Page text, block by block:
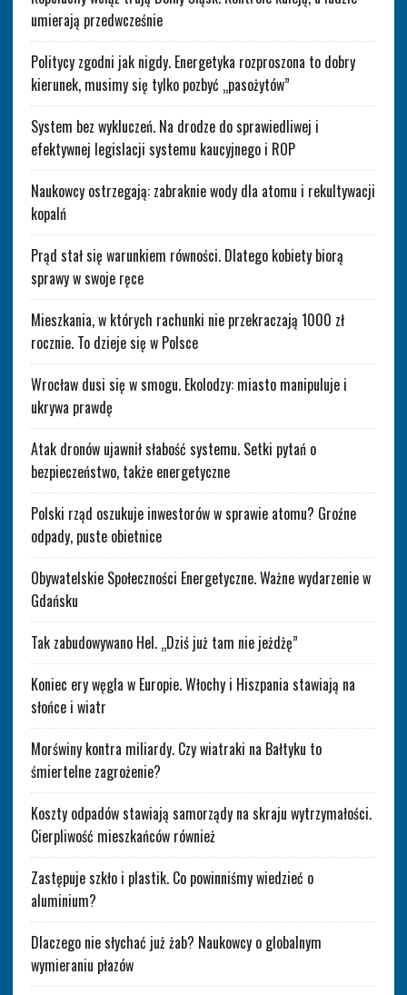
umierają przedwcześnie
Politycy zgodni jak nigdy. Energetyka rozproszona to dobry
kierunek, musimy się tylko pozbyć „pasożytów”
System bez wykluczeń. Na drodze do sprawiedliwej i
efektywnej legislacji systemu kaucyjnego i ROP
Naukowcy ostrzegają: zabraknie wody dla atomu i rekultywacji
kopalń
Prąd stał się warunkiem równości. Dlatego kobiety biorą
sprawy w swoje ręce
Mieszkania, w których rachunki nie przekraczają 1000 zł
rocznie. To dzieje się w Polsce
Wrocław dusi się w smogu. Ekolodzy: miasto manipuluje i
ukrywa prawdę
Atak dronów ujawnił słabość systemu. Setki pytań o
bezpieczeństwo, także energetyczne
Polski rząd oszukuje inwestorów w sprawie atomu? Groźne
odpady, puste obietnice
Obywatelskie Społeczności Energetyczne. Ważne wydarzenie w
Gdańsku
Tak zabudowywano Hel. „Dziś już tam nie jeżdżę”
Koniec ery węgla w Europie. Włochy i Hiszpania stawiają na
słońce i wiatr
Morświny kontra miliardy. Czy wiatraki na Bałtyku to
śmiertelne zagrożenie?
Koszty odpadów stawiają samorządy na skraju wytrzymałości.
Cierpliwość mieszkańców również
Zastępuje szkło i plastik. Co powinniśmy wiedzieć o
aluminium?
Dlaczego nie słychać już żab? Naukowcy o globalnym
wymieraniu płazów